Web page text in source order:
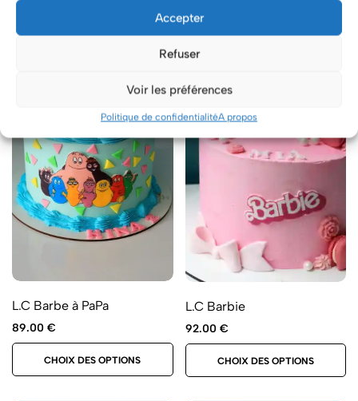
Accepter
Refuser
Voir les préférences
Politique de confidentialitéA propos
L.C Barbe à PaPa
89.00 €
CHOIX DES OPTIONS
L.C Barbie
92.00 €
CHOIX DES OPTIONS